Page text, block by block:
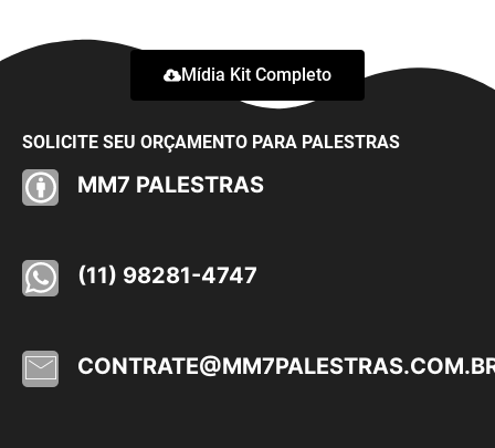
Mídia Kit Completo
SOLICITE SEU ORÇAMENTO PARA PALESTRAS
MM7 PALESTRAS
(11) 98281-4747